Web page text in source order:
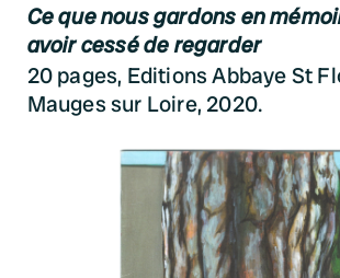
Ce que nous gardons en
avoir cessé de regarder
20 pages, Editions Abbaye St
Mauges sur Loire, 2020.